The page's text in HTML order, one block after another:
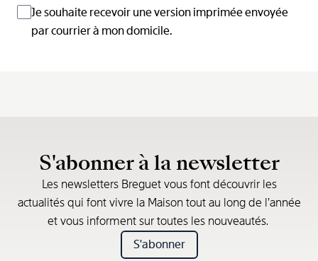
Je souhaite recevoir une version imprimée envoyée
par courrier à mon domicile.
S'abonner à la newsletter
Les newsletters Breguet vous font découvrir les
actualités qui font vivre la Maison tout au long de l’année
et vous informent sur toutes les nouveautés.
S'abonner